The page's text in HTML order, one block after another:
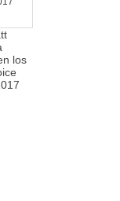
los